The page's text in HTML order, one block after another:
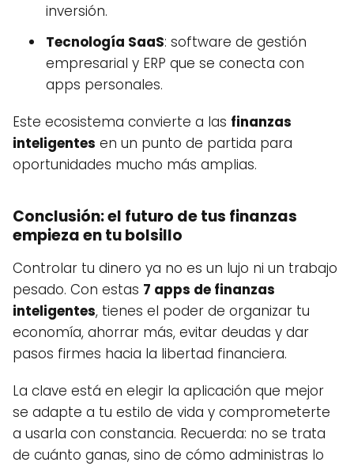
inversión.
Tecnología SaaS: software de gestión
empresarial y ERP que se conecta con
apps personales.
Este ecosistema convierte a las finanzas
inteligentes en un punto de partida para
oportunidades mucho más amplias.
Conclusión: el futuro de tus finanzas
empieza en tu bolsillo
Controlar tu dinero ya no es un lujo ni un trabajo
pesado. Con estas 7 apps de finanzas
inteligentes, tienes el poder de organizar tu
economía, ahorrar más, evitar deudas y dar
pasos firmes hacia la libertad financiera.
La clave está en elegir la aplicación que mejor
se adapte a tu estilo de vida y comprometerte
a usarla con constancia. Recuerda: no se trata
de cuánto ganas, sino de cómo administras lo